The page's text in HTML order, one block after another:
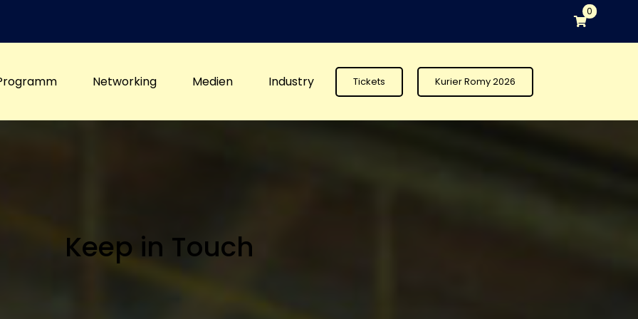
0
Networking Medien Industry Tickets Kurier Romy 2026
Keep in Touch